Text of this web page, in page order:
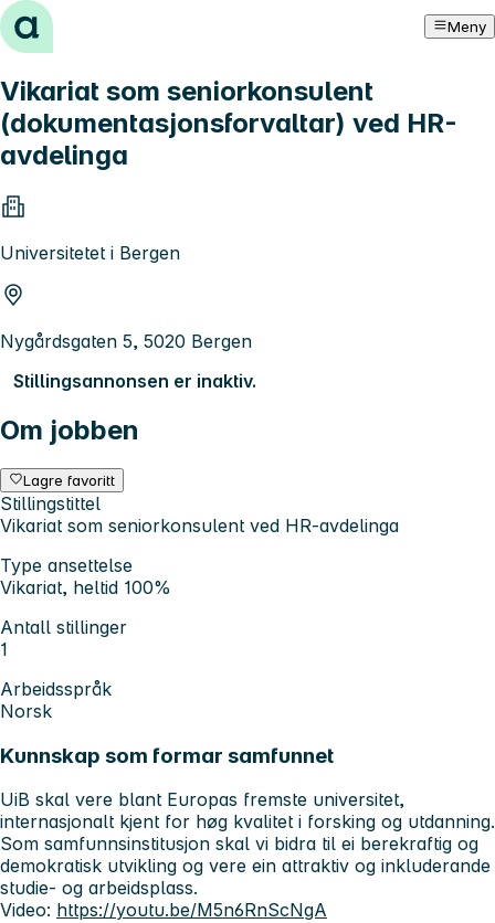
Hopp til innhold Meny
Vikariat som seniorkonsulent
(dokumentasjonsforvaltar) ved HR-
avdelinga
Universitetet i Bergen
Nygårdsgaten 5, 5020 Bergen
Stillingsannonsen er inaktiv.
Om jobben
Lagre favoritt
Stillingstittel
Vikariat som seniorkonsulent ved HR-avdelinga
Type ansettelse
Vikariat, heltid 100%
Antall stillinger
1
Arbeidsspråk
Norsk
Kunnskap som formar samfunnet
UiB skal vere blant Europas fremste universitet,
internasjonalt kjent for høg kvalitet i forsking og utdanning.
Som samfunnsinstitusjon skal vi bidra til ei berekraftig og
demokratisk utvikling og vere ein attraktiv og inkluderande
studie- og arbeidsplass.
Video: https://youtu.be/M5n6RnScNgA